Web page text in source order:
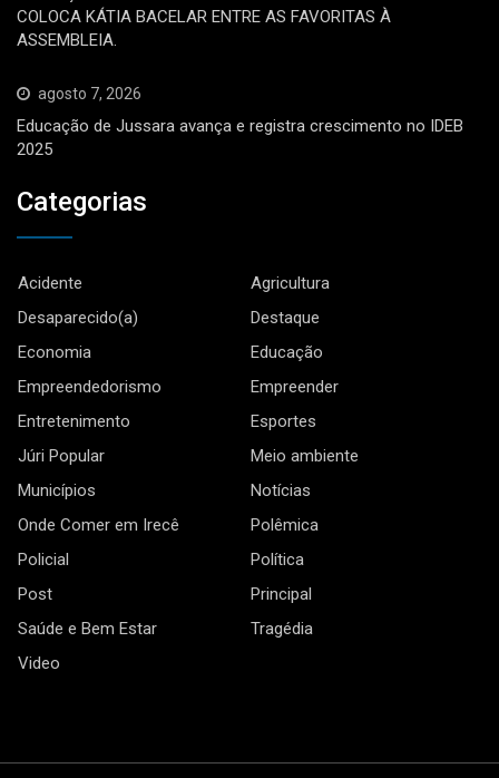
COLOCA KÁTIA BACELAR ENTRE AS FAVORITAS À
ASSEMBLEIA.
agosto 7, 2026
Educação de Jussara avança e registra crescimento no IDEB
2025
Categorias
Acidente
Agricultura
Desaparecido(a)
Destaque
Economia
Educação
Empreendedorismo
Empreender
Entretenimento
Esportes
Júri Popular
Meio ambiente
Municípios
Notícias
Onde Comer em Irecê
Polêmica
Policial
Política
Post
Principal
Saúde e Bem Estar
Tragédia
Video